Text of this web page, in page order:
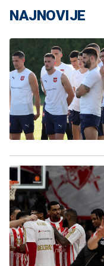
NAJNOVIJE